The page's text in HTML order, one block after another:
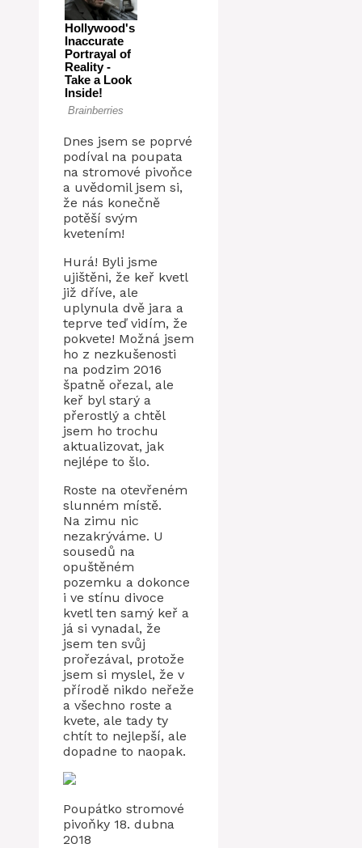
Dnes jsem se poprvé
podíval na poupata
na stromové pivoňce
a uvědomil jsem si,
že nás konečně
potěší svým
kvetením!
Hurá! Byli jsme
ujištěni, že keř kvetl
již dříve, ale
uplynula dvě jara a
teprve teď vidím, že
pokvete! Možná jsem
ho z nezkušenosti
na podzim 2016
špatně ořezal, ale
keř byl starý a
přerostlý a chtěl
jsem ho trochu
aktualizovat, jak
nejlépe to šlo.
Roste na otevřeném
slunném místě.
Na zimu nic
nezakrýváme. U
sousedů na
opuštěném
pozemku a dokonce
i ve stínu divoce
kvetl ten samý keř a
já si vynadal, že
jsem ten svůj
prořezával, protože
jsem si myslel, že v
přírodě nikdo neřeže
a všechno roste a
kvete, ale tady ty
chtít to nejlepší, ale
dopadne to naopak.
Poupátko stromové
pivoňky 18. dubna
2018